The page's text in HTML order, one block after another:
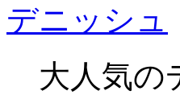
デニッシュ
大人気の